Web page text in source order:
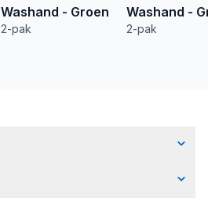
Washand - Groen
2-pak
Washand -
2-pak